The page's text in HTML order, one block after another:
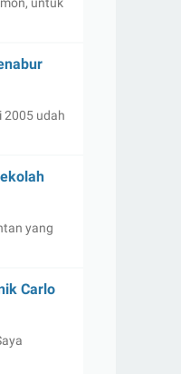
untuk
2005 udah
yang
Carlo